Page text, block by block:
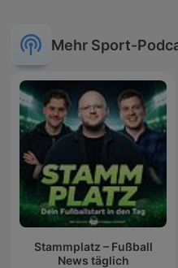
Mehr Sport-
Stammplatz – Fußball
News täglich